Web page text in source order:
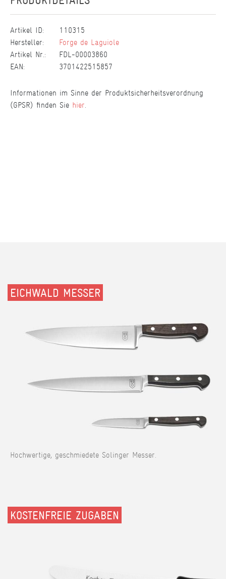
Artikel ID:
110315
Hersteller:
Forge de Laguiole
Artikel Nr.:
FDL-00003860
EAN:
3701422515857
Informationen im Sinne der Produktsicherheitsverordnung
(GPSR) finden Sie hier.
EICHWALD MESSER
Hochwertige, geschmiedete Solinger Messer.
KOSTENFREIE ZUGABEN